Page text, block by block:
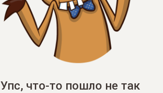
Упс, что-то пошло не так